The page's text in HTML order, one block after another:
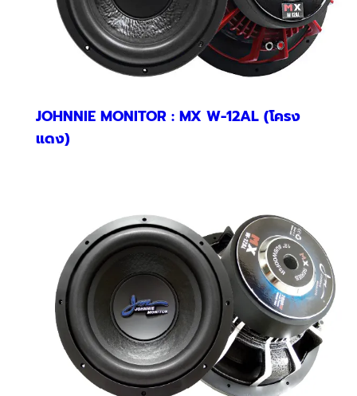
JOHNNIE MONITOR : MX W-12AL (โครง
แดง)